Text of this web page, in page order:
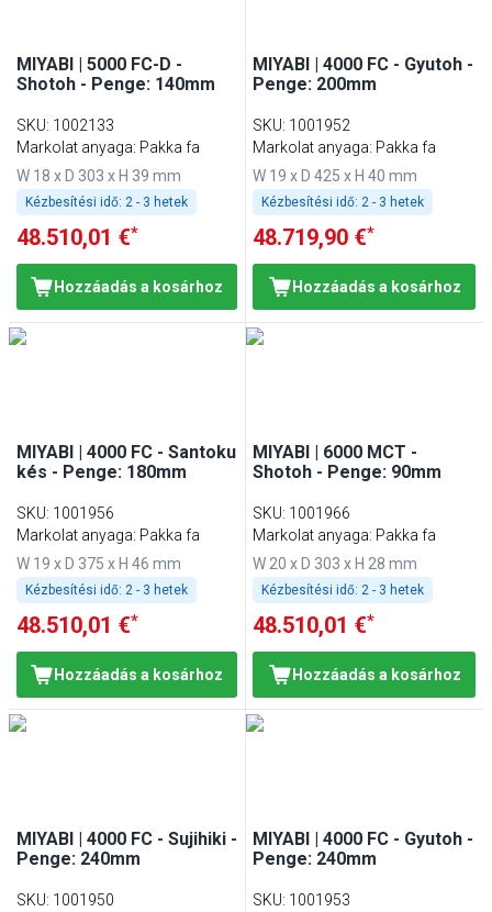
MIYABI | 5000 FC-D -
Shotoh - Penge: 140mm
SKU: 1002133
Markolat anyaga: Pakka fa
W 18 x D 303 x H 39 mm
Kézbesítési idő: 2 - 3 hetek
48.510,01 €*
Hozzáadás a kosárhoz
MIYABI | 4000 FC - Gyutoh -
Penge: 200mm
SKU: 1001952
Markolat anyaga: Pakka fa
W 19 x D 425 x H 40 mm
Kézbesítési idő: 2 - 3 hetek
48.719,90 €*
Hozzáadás a kosárhoz
MIYABI | 4000 FC - Santoku
kés - Penge: 180mm
SKU: 1001956
Markolat anyaga: Pakka fa
W 19 x D 375 x H 46 mm
Kézbesítési idő: 2 - 3 hetek
48.510,01 €*
Hozzáadás a kosárhoz
MIYABI | 6000 MCT -
Shotoh - Penge: 90mm
SKU: 1001966
Markolat anyaga: Pakka fa
W 20 x D 303 x H 28 mm
Kézbesítési idő: 2 - 3 hetek
48.510,01 €*
Hozzáadás a kosárhoz
MIYABI | 4000 FC - Sujihiki -
Penge: 240mm
SKU: 1001950
MIYABI | 4000 FC - Gyutoh -
Penge: 240mm
SKU: 1001953